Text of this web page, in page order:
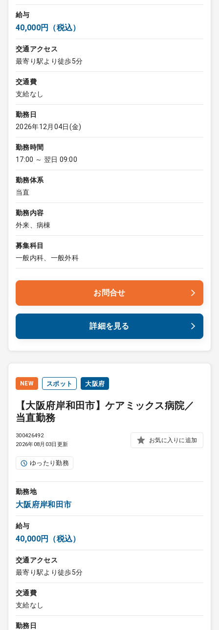
給与
40,000円（税込）
交通アクセス
最寄り駅より徒歩5分
交通費
支給なし
勤務日
2026年12月04日(金)
勤務時間
17:00 ～ 翌日 09:00
勤務体系
当直
勤務内容
外来、病棟
募集科目
一般内科、一般外科
お問合せ
詳細を見る
NEW スポット 大阪府
【大阪府岸和田市】ケアミックス病院／
当直勤務
300426492
2026年08月03日更新
お気に入りに追加
ゆったり勤務
勤務地
大阪府岸和田市
給与
40,000円（税込）
交通アクセス
最寄り駅より徒歩5分
交通費
支給なし
勤務日